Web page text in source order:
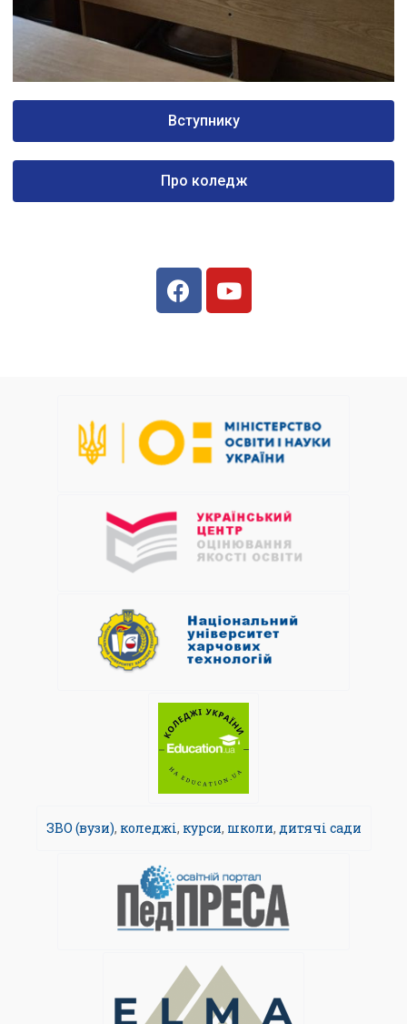
Вступнику
Про коледж
ЗВО (вузи), коледжі, курси, школи, дитячі сади